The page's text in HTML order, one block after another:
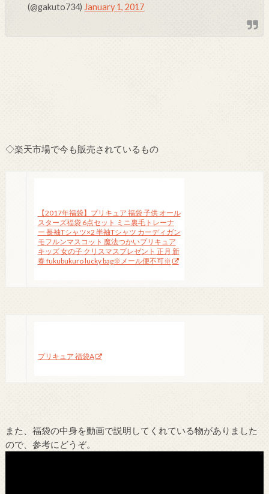
(@gakuto734) January 1, 2017
◇楽天市場で今も販売されているもの
【2017年福袋】プリキュア 福袋 子供 オール
スターズ福袋 6点セット ミニ裏毛トレーナ
ー 長袖Tシャツ×2 半袖Tシャツ カーディガン
モフルンマスコット 魔法つかいプリキュア
キッズ 女の子 クリスマスプレゼント 正月 新
春 fukubukuro lucky bag※メール便不可※
プリキュア 福袋A
また、福袋の中身を動画で説明してくれている物がありました
ので、参考にどうぞ。